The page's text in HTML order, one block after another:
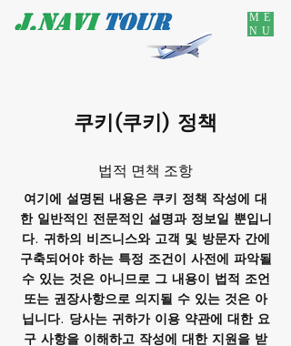
ME
NU
쿠키(쿠키) 정책
법적 면책 조항
여기에 설명된 내용은 쿠키 정책 작성에 대
한 일반적인 전문적인 설명과 정보일 뿐입니
다. 귀하의 비즈니스와 고객 및 방문자 간에
구축되어야 하는 특정 조건이 사전에 파악될
수 있는 것은 아니므로 그 내용이 법적 조언
또는 권장사항으로 의지될 수 있는 것은 아
닙니다. 당사는 귀하가 이용 약관에 대한 요
구 사항을 이해하고 작성에 대한 지원을 받